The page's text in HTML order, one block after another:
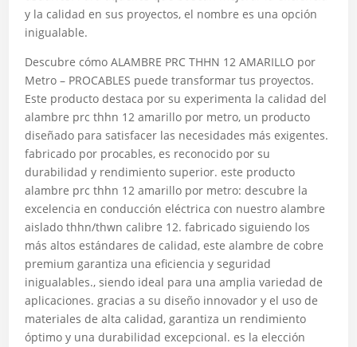
y la calidad en sus proyectos, el nombre es una opción
inigualable.
Descubre cómo ALAMBRE PRC THHN 12 AMARILLO por
Metro – PROCABLES puede transformar tus proyectos.
Este producto destaca por su experimenta la calidad del
alambre prc thhn 12 amarillo por metro, un producto
diseñado para satisfacer las necesidades más exigentes.
fabricado por procables, es reconocido por su
durabilidad y rendimiento superior. este producto
alambre prc thhn 12 amarillo por metro: descubre la
excelencia en conducción eléctrica con nuestro alambre
aislado thhn/thwn calibre 12. fabricado siguiendo los
más altos estándares de calidad, este alambre de cobre
premium garantiza una eficiencia y seguridad
inigualables., siendo ideal para una amplia variedad de
aplicaciones. gracias a su diseño innovador y el uso de
materiales de alta calidad, garantiza un rendimiento
óptimo y una durabilidad excepcional. es la elección